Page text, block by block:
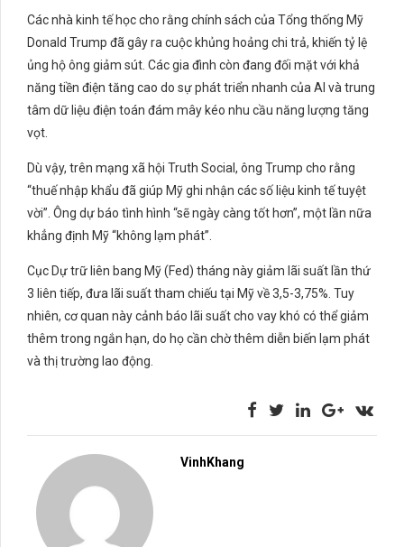
Các nhà kinh tế học cho rằng chính sách của Tổng thống Mỹ
Donald Trump đã gây ra cuộc khủng hoảng chi trả, khiến tỷ lệ
ủng hộ ông giảm sút. Các gia đình còn đang đối mặt với khả
năng tiền điện tăng cao do sự phát triển nhanh của AI và trung
tâm dữ liệu điện toán đám mây kéo nhu cầu năng lượng tăng
vọt.
Dù vậy, trên mạng xã hội Truth Social, ông Trump cho rằng
“thuế nhập khẩu đã giúp Mỹ ghi nhận các số liệu kinh tế tuyệt
vời”. Ông dự báo tình hình “sẽ ngày càng tốt hơn”, một lần nữa
khẳng định Mỹ “không lạm phát”.
Cục Dự trữ liên bang Mỹ (Fed) tháng này giảm lãi suất lần thứ
3 liên tiếp, đưa lãi suất tham chiếu tại Mỹ về 3,5-3,75%. Tuy
nhiên, cơ quan này cảnh báo lãi suất cho vay khó có thể giảm
thêm trong ngắn hạn, do họ cần chờ thêm diễn biến lạm phát
và thị trường lao động.
VinhKhang